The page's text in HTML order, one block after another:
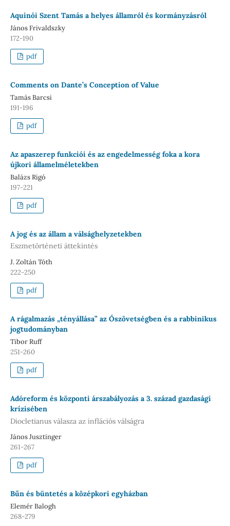
Aquinói Szent Tamás a helyes államról és kormányzásról
János Frivaldszky
172-190
pdf
Comments on Dante’s Conception of Value
Tamás Barcsi
191-196
pdf
Az apaszerep funkciói és az engedelmesség foka a kora
újkori államelméletekben
Balázs Rigó
197-221
pdf
A jog és az állam a válsághelyzetekben
Eszmetörténeti áttekintés
J. Zoltán Tóth
222-250
pdf
A rágalmazás „tényállása” az Ószövetségben és a rabbinikus
jogtudományban
Tibor Ruff
251-260
pdf
Adóreform és központi árszabályozás a 3. század gazdasági
krízisében
Diocletianus válasza az inflációs válságra
János Jusztinger
261-267
pdf
Bűn és büntetés a középkori egyházban
Elemér Balogh
268-279